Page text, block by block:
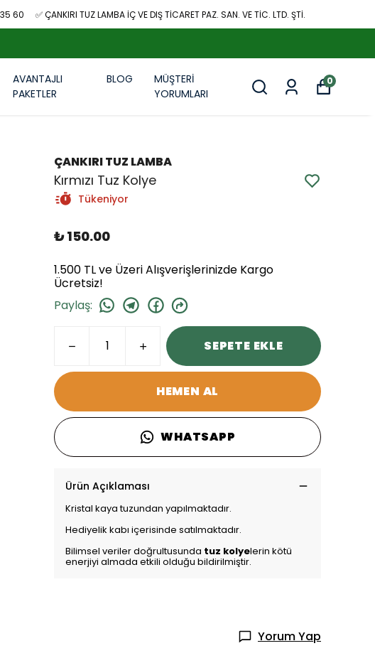
60 ✅ ÇANKIRI TUZ LAMBA İÇ VE DIŞ TİCARET PAZ. SAN. VE TİC. LTD. ŞTİ.
AVANTAJLI
PAKETLER
BLOG
MÜŞTERİ
YORUMLARI
0
ÇANKIRI TUZ LAMBA
Kırmızı Tuz Kolye
Tükeniyor
₺ 150.00
1.500 TL ve Üzeri Alışverişlerinizde Kargo
Ücretsiz!
Paylaş:
SEPETE EKLE
HEMEN AL
WHATSAPP
Ürün Açıklaması
Kristal kaya tuzundan yapılmaktadır.
Hediyelik kabı içerisinde satılmaktadır.
Bilimsel veriler doğrultusunda tuz kolyelerin kötü
enerjiyi almada etkili olduğu bildirilmiştir.
Yorum Yap